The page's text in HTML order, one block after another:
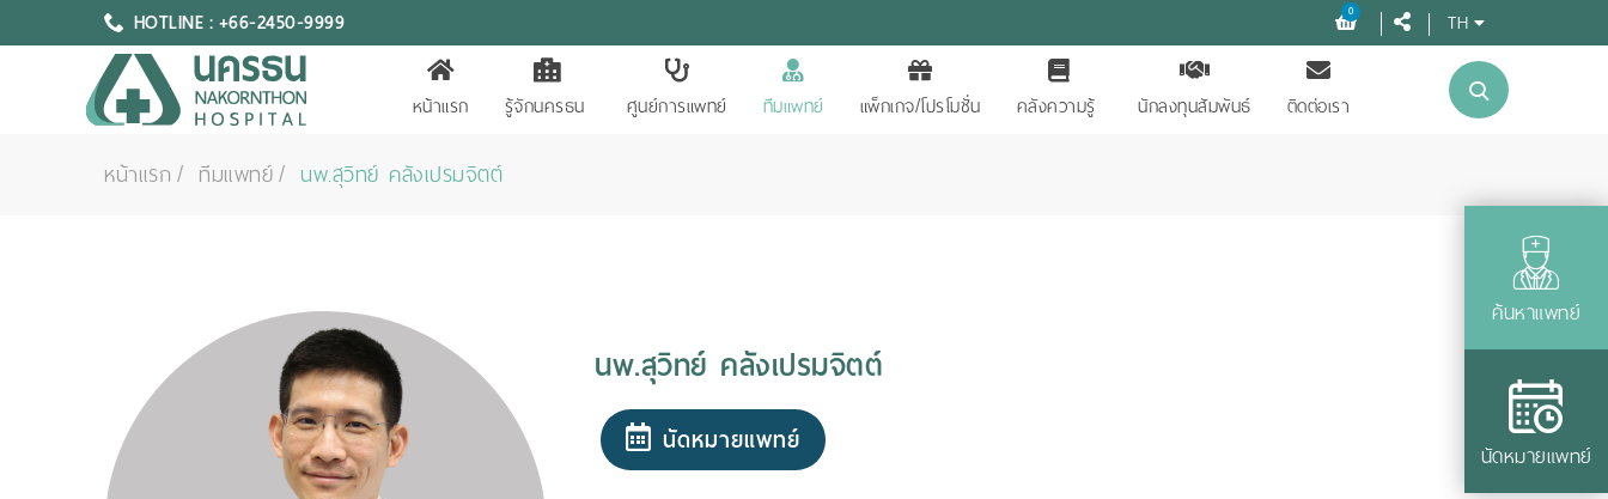
HOTLINE : +66-2450-9999 0 TH
หน้าแรก รู้จักนครธน ศูนย์การแพทย์ ทีมแพทย์ แพ็กเกจ/โปรโมชั่น คลังความรู้ นักลงทุนสัมพันธ์ ติดต่อเรา
ค้นหาแพทย์
นัดหมายแพทย์
หน้าแรก ทีมแพทย์ นพ.สุวิทย์ คลังเปรมจิตต์
นพ.สุวิทย์ คลังเปรมจิตต์
นัดหมายแพทย์